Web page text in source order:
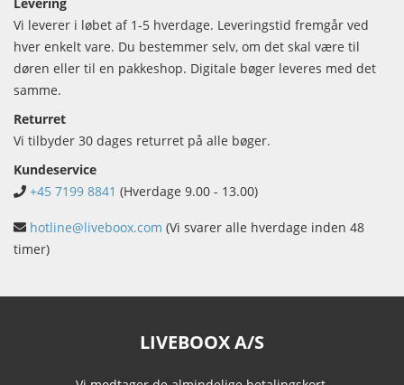
Vi leverer i løbet af 1-5 hverdage. Leveringstid fremgår ved
hver enkelt vare. Du bestemmer selv, om det skal være til
døren eller til en pakkeshop. Digitale bøger leveres med det
samme.
Returret
Vi tilbyder 30 dages returret på alle bøger.
Kundeservice
+45 7199 8841 (Hverdage 9.00 - 13.00)
hotline@liveboox.com (Vi svarer alle hverdage inden 48
timer)
LIVEBOOX A/S